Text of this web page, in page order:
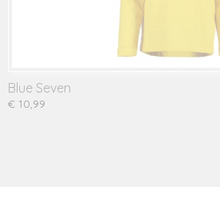
Blue Seven
€ 10,99